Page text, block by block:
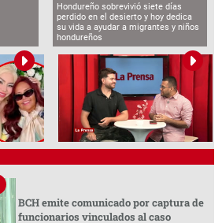
Hondureño sobrevivió siete días
perdido en el desierto y hoy dedica
su vida a ayudar a migrantes y niños
hondureños
BCH emite comunicado por captura de
funcionarios vinculados al caso